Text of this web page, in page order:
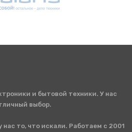
и бытовой техники. У нас
выбор.
то, что искали. Работаем с 2001